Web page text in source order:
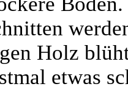
Holz
etwas